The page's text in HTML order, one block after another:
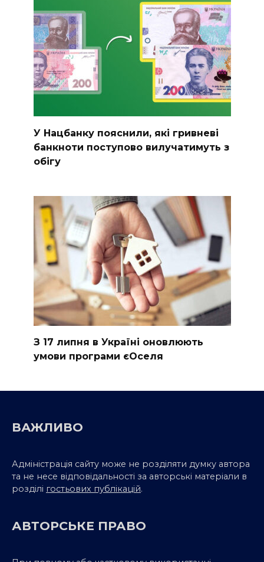
У Нацбанку пояснили, які гривневі
банкноти поступово вилучатимуть з
обігу
З 17 липня в Україні оновлюють
умови програми єОселя
ВАЖЛИВО
Адміністрація сайту може не розділяти думку автора
та не несе відповідальності за авторські матеріали в
розділі гостьових публікацій.
АВТОРСЬКЕ ПРАВО